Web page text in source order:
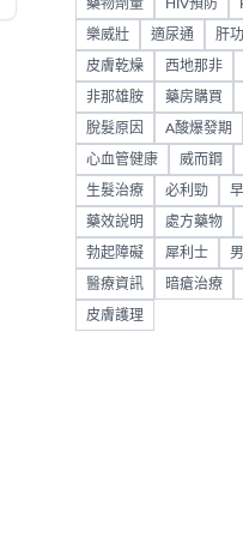
藥物劑量 HIV預防
樂威壯 適尿通 肝
皮膚乾燥 西地那非
非那雄胺 藥房購買
脫髮原因 A酸爆發期
心血管健康 威而鋼
生髮治療 必利勁
藥效說明 處方藥物
勃起障礙 犀利士
醫療資訊 暗瘡治療
皮膚護理